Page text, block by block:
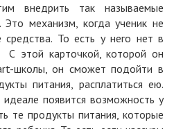
внедрить так называемые
Это механизм, когда ученик не
То есть у него нет в
С этой карточкой, которой он
школы, он сможет подойти в
питания, расплатиться ею.
появится возможность у
те продукты питания, которые